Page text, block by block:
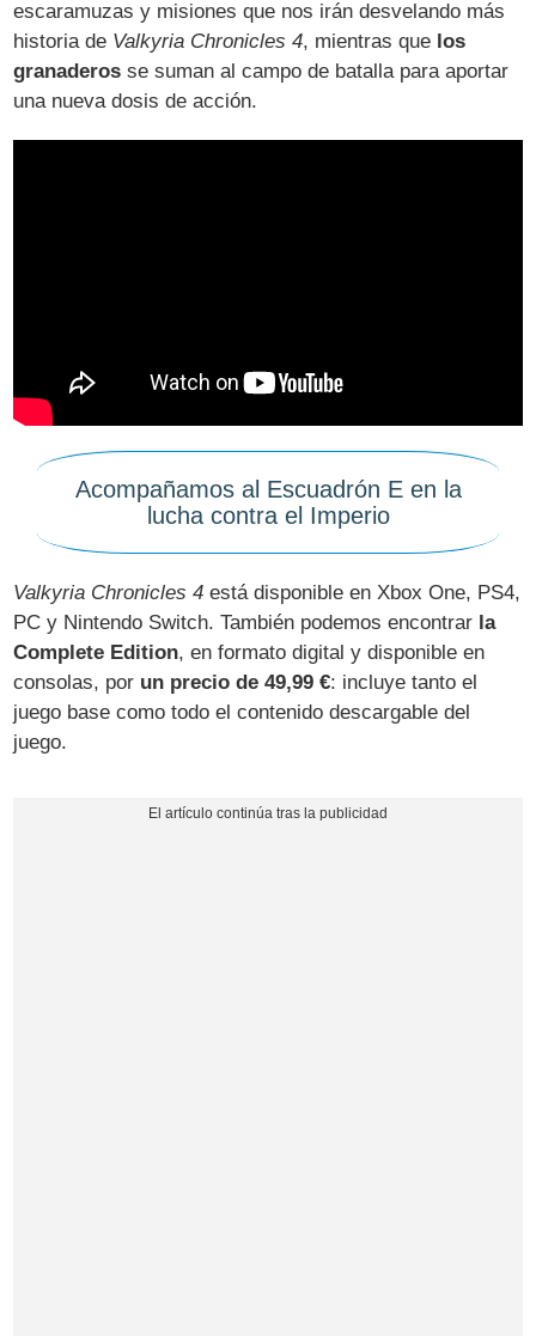
escaramuzas y misiones que nos irán desvelando más
historia de Valkyria Chronicles 4, mientras que los
granaderos se suman al campo de batalla para aportar
una nueva dosis de acción.
Acompañamos al Escuadrón E en la
lucha contra el Imperio
Valkyria Chronicles 4 está disponible en Xbox One, PS4,
PC y Nintendo Switch. También podemos encontrar la
Complete Edition, en formato digital y disponible en
consolas, por un precio de 49,99 €: incluye tanto el
juego base como todo el contenido descargable del
juego.